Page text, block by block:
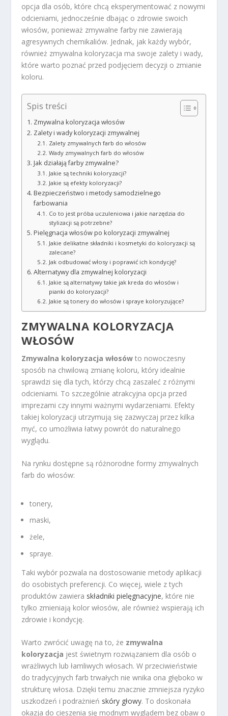
opcja dla osób, które chcą eksperymentować z nowymi
odcieniami, jednocześnie dbając o zdrowie swoich
włosów, ponieważ zmywalne farby nie zawierają
agresywnych chemikaliów. Jednak, jak każdy wybór,
również zmywalna koloryzacja ma swoje zalety i wady,
które warto poznać przed podjęciem decyzji o zmianie
koloru.
Spis treści
Zmywalna koloryzacja włosów
Zalety i wady koloryzacji zmywalnej
Zalety zmywalnych farb do włosów
Wady zmywalnych farb do włosów
Jak działają farby zmywalne?
Jakie są techniki koloryzacji?
Jakie są efekty koloryzacji?
Bezpieczeństwo i metody samodzielnego
farbowania
Co to jest próba uczuleniowa i jakie narzędzia do
stylizacji są potrzebne?
Pielęgnacja włosów po koloryzacji zmywalnej
Jakie delikatne składniki i kosmetyki do koloryzacji są
zalecane?
Jak odbudować włosy i poprawić ich kondycję?
Alternatywy dla zmywalnej koloryzacji
Jakie są alternatywy takie jak kreda do włosów i
pianki do koloryzacji?
Jakie są tonery do włosów i spraye koloryzujące?
ZMYWALNA KOLORYZACJA
WŁOSÓW
Zmywalna koloryzacja włosów to nowoczesny
sposób na chwilową zmianę koloru, który idealnie
sprawdzi się dla tych, którzy chcą zaszaleć z różnymi
odcieniami. To szczególnie atrakcyjna opcja przed
imprezami czy innymi ważnymi wydarzeniami. Efekty
takiej koloryzacji utrzymują się zazwyczaj przez kilka
myć, co umożliwia łatwy powrót do naturalnego
wyglądu.
Na rynku dostępne są różnorodne formy zmywalnych
farb do włosów:
tonery,
maski,
żele,
spraye.
Taki wybór pozwala na dostosowanie metody aplikacji
do osobistych preferencji. Co więcej, wiele z tych
produktów zawiera składniki pielęgnacyjne, które nie
tylko zmieniają kolor włosów, ale również wspierają ich
zdrowie i kondycję.
Warto zwrócić uwagę na to, że zmywalna
koloryzacja jest świetnym rozwiązaniem dla osób o
wrażliwych lub łamliwych włosach. W przeciwieństwie
do tradycyjnych farb trwałych nie wnika ona głęboko w
strukturę włosa. Dzięki temu znacznie zmniejsza ryzyko
uszkodzeń i podrażnień skóry głowy. To doskonała
okazja do cieszenia się modnym wyglądem bez obaw o